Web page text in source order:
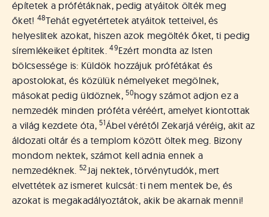
építetek a prófétáknak, pedig atyáitok ölték meg
őket! 48Tehát egyetértetek atyáitok tetteivel, és
helyeslitek azokat, hiszen azok megölték őket, ti pedig
síremlékeiket építitek.49Ezért mondta az Isten
bölcsessége is: Küldök hozzájuk prófétákat és
apostolokat, és közülük némelyeket megölnek,
másokat pedig üldöznek,50hogy számot adjon ez a
nemzedék minden próféta véréért, amelyet kiontottak
a világ kezdete óta,51Ábel vérétől Zekarjá véréig, akit az
áldozati oltár és a templom között öltek meg. Bizony
mondom nektek, számot kell adnia ennek a
nemzedéknek. 52Jaj nektek, törvénytudók, mert
elvettétek az ismeret kulcsát: ti nem mentek be, és
azokat is megakadályoztátok, akik be akarnak menni!